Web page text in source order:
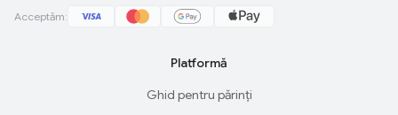
Acceptăm:
Platformă
Ghid pentru părinți